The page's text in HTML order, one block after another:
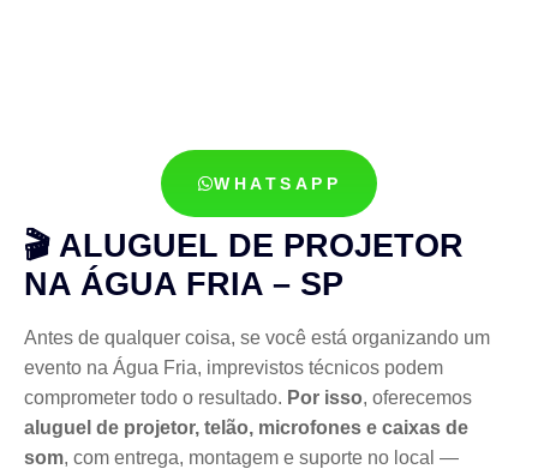
WHATSAPP
🎬 ALUGUEL DE PROJETOR
NA ÁGUA FRIA – SP
Antes de qualquer coisa, se você está organizando um
evento na Água Fria, imprevistos técnicos podem
comprometer todo o resultado. Por isso, oferecemos
aluguel de projetor, telão, microfones e caixas de
som, com entrega, montagem e suporte no local —